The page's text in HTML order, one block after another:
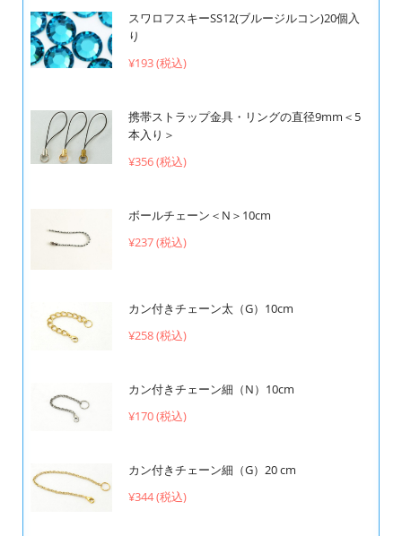
スワロフスキーSS12(ブルージルコン)20個入
り
¥193 (税込)
携帯ストラップ金具・リングの直径9mm＜5
本入り＞
¥356 (税込)
ボールチェーン＜N＞10cm
¥237 (税込)
カン付きチェーン太（G）10cm
¥258 (税込)
カン付きチェーン細（N）10cm
¥170 (税込)
カン付きチェーン細（G）20 cm
¥344 (税込)